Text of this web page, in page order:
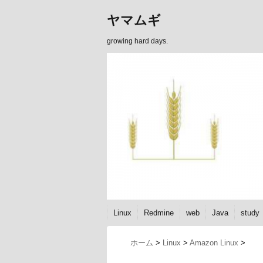
ヤマムギ
growing hard days.
Linux Redmine web Java study
ホーム > Linux > Amazon Linux >